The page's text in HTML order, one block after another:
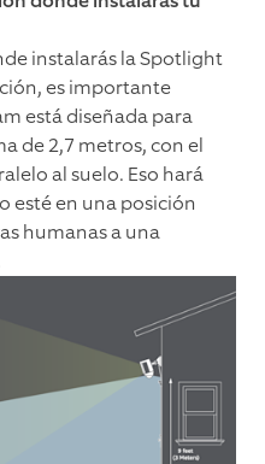
instalarás la Spotlight
es importante
está diseñada para
de 2,7 metros, con el
al suelo. Eso hará
esté en una posición
humanas a una